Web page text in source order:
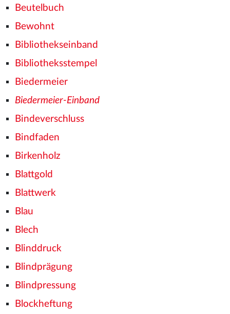
Beutelbuch
Bewohnt
Bibliothekseinband
Bibliotheksstempel
Biedermeier
Biedermeier-Einband
Bindeverschluss
Bindfaden
Birkenholz
Blattgold
Blattwerk
Blau
Blech
Blinddruck
Blindprägung
Blindpressung
Blockheftung